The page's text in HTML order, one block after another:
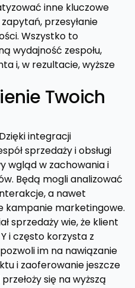
inne kluczowe
przesyłanie
Wszystko to
wydajność zespołu,
i, w rezultacie, wyższe
Twoich
integracji
sprzedaży i obsługi
wgląd w zachowania i
Będą mogli analizować
a nawet
kampanie marketingowe.
sprzedaży wie, że klient
i często korzysta z
im na nawiązanie
i zaoferowanie jeszcze
się na wyższą